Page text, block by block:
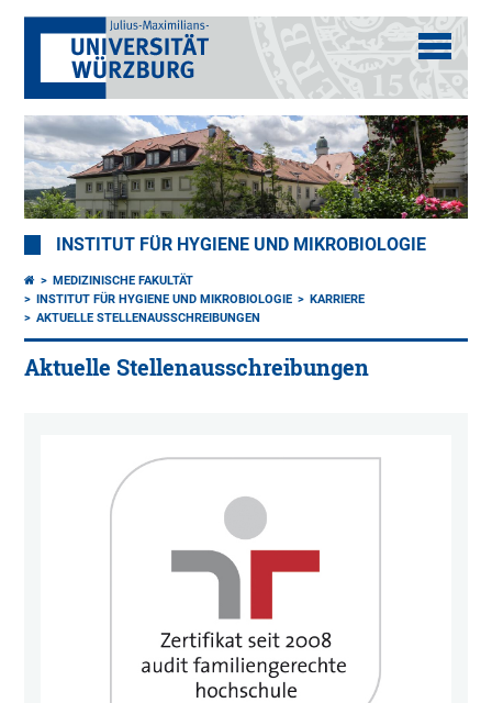
INSTITUT FÜR HYGIENE UND MIKROBIOLOGIE
MEDIZINISCHE FAKULTÄT
INSTITUT FÜR HYGIENE UND MIKROBIOLOGIE
KARRIERE
AKTUELLE STELLENAUSSCHREIBUNGEN
Aktuelle Stellenausschreibungen